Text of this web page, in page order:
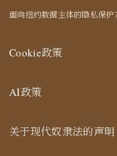
面向纽约数据主体的隐私保护
Cookie政策
AI政策
关于现代奴隶法的声明